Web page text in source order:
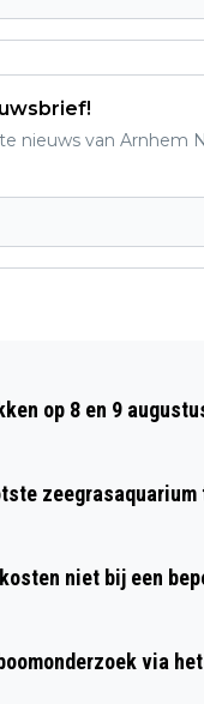
nieuws van Arnhem
HET
op 8 en 9
zeegrasaquarium
niet bij een
via